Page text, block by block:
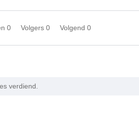
0 Volgers 0 Volgend 0
verdiend.